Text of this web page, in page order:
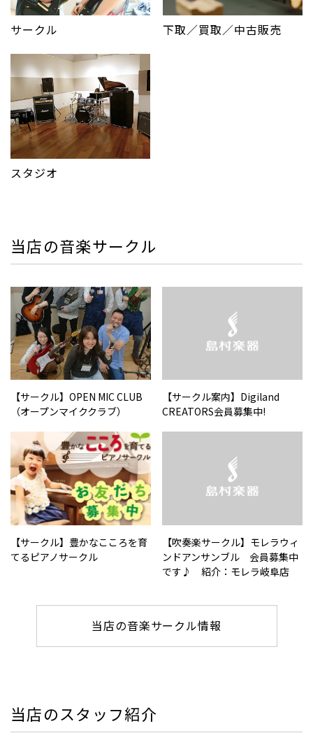
サークル 下取／買取／中古販売
スタジオ
当店の音楽サークル
【サークル】OPEN MIC CLUB
（オープンマイククラブ）
【サークル案内】Digiland
CREATORS会員募集中!
【サークル】豊かなこころを育
てるピアノサークル
【吹奏楽サークル】モレラウィ
ンドアンサンブル 会員募集中
です♪ 紹介：モレラ岐阜店
当店の音楽サークル情報
当店のスタッフ紹介